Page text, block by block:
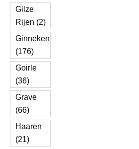
Gilze
Rijen (2)
Ginneken
(176)
Goirle
(36)
Grave
(66)
Haaren
(21)